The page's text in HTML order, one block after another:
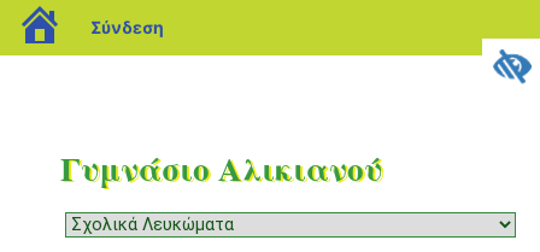
Γυμνάσιο Αλικιανού
Μενού
Μετάβαση
blogs.sch.gr
Σύνδεση